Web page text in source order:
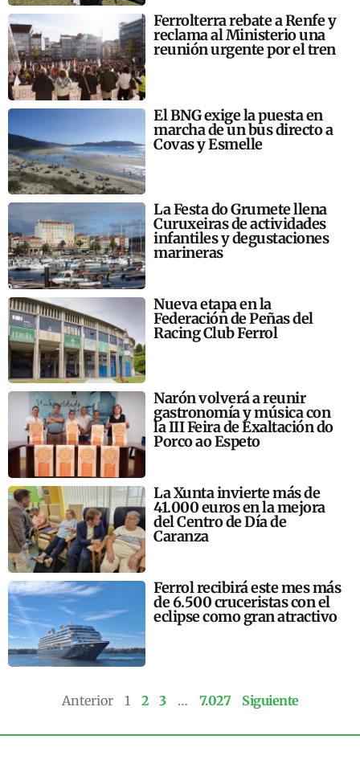
Ferrolterra rebate a Renfe y
reclama al Ministerio una
reunión urgente por el tren
El BNG exige la puesta en
marcha de un bus directo a
Covas y Esmelle
La Festa do Grumete llena
Curuxeiras de actividades
infantiles y degustaciones
marineras
Nueva etapa en la
Federación de Peñas del
Racing Club Ferrol
Narón volverá a reunir
gastronomía y música con
la III Feira de Exaltación do
Porco ao Espeto
La Xunta invierte más de
41.000 euros en la mejora
del Centro de Día de
Caranza
Ferrol recibirá este mes más
de 6.500 cruceristas con el
eclipse como gran atractivo
Anterior 1 2 3 … 7.027 Siguiente